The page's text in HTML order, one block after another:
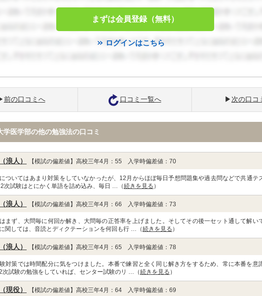
まずは会員登録（無料）
ログインはこちら
前の口コミへ 口コミ一覧へ 次の口コ
学医学部の他の勉強法の口コミ
浪人） 【模試の偏差値】高校三年4月：55 入学時偏差値：70
ついてはあまり対策をしていなかったが、12月からほぼ毎日予想問題集や過去問などで共通テ
次試験はとにかく単語を詰め込み、毎日 …（続きを見る ）
浪人） 【模試の偏差値】高校三年4月：66 入学時偏差値：73
まず、大問毎に何回か解き、大問毎の正答率を上げました。そしてその後一セット通して解い
関しては、音読とディクテーションを何回も行 …（続きを見る ）
浪人） 【模試の偏差値】高校三年4月：65 入学時偏差値：78
対策では時間配分に気をつけました。本番で練習と全く同じ解き方をするため、常に本番を意
次試験の勉強をしていれば、センター試験のリ …（続きを見る ）
現役） 【模試の偏差値】高校三年4月：64 入学時偏差値：69